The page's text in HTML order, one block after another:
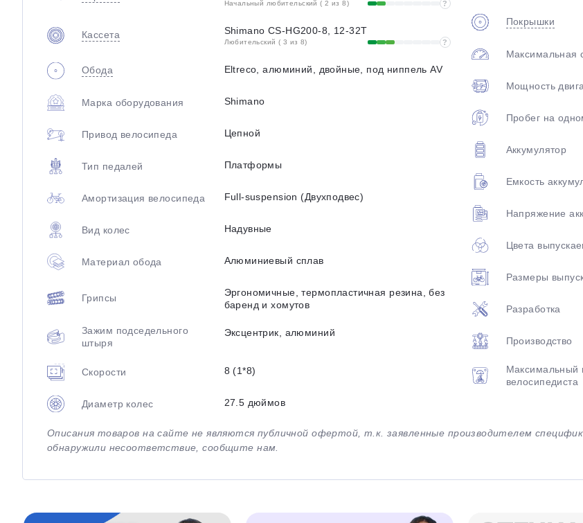
Начальный любительский ( 2 из 8) ?
Кассета Shimano CS-HG200-8, 12-32T
Любительский ( 3 из 8) ?
Обода Eltreco, алюминий, двойные, под ниппель AV
Марка оборудования Shimano
Привод велосипеда Цепной
Тип педалей Платформы
Амортизация велосипеда Full-suspension (Двухподвес)
Вид колес Надувные
Материал обода Алюминиевый сплав
Грипсы
Эргономичные, термопластичная резина, без
баренд и хомутов
Зажим подседельного
штыря
Эксцентрик, алюминий
Скорости 8 (1*8)
Диаметр колес 27.5 дюймов
Покрышки
Максимальная
Мощность
Пробег на
Аккумулятор
Емкость
Напряжение
Цвета
Размеры
Разработка
Производство
Максимальный
велосипедиста
Описания товаров на сайте не являются публичной офертой, т.к. заявленные производителем
обнаружили несоответствие, сообщите нам.